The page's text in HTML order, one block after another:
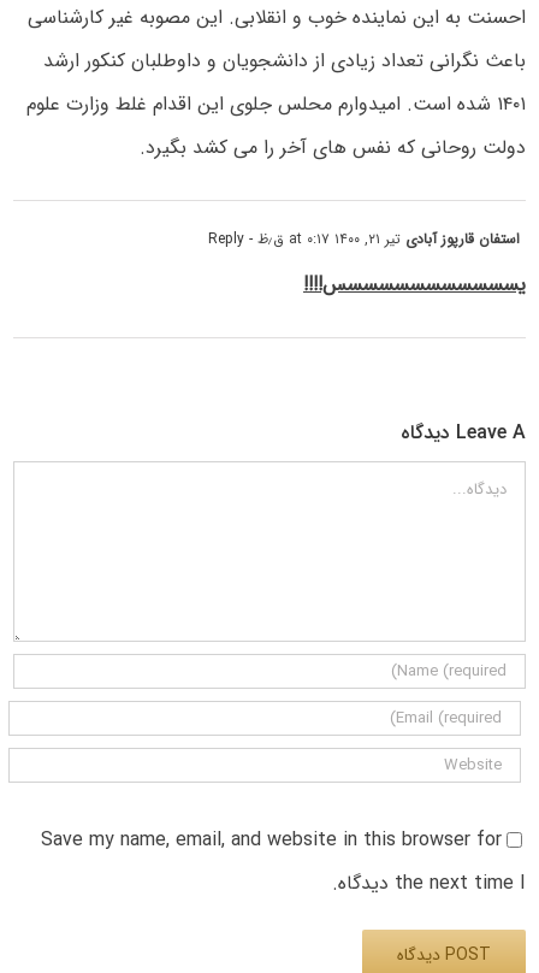
احسنت به این نماینده خوب و انقلابی. این مصوبه غیر کارشناسی
باعث نگرانی تعداد زیادی از دانشجویان و داوطلبان کنکور ارشد
۱۴۰۱ شده است. امیدوارم محلس جلوی این اقدام غلط وزارت علوم
دولت روحانی که نفس های آخر را می کشد بگیرد.
استفان قارپوز آبادی تیر ۲۱, ۱۴۰۰ at ۰:۱۷ ق٫ظ - Reply
یسسسسسسسسسسسس!!!!
Leave A دیدگاه
دیدگاه
Save my name, email, and website in this browser for
the next time I دیدگاه.